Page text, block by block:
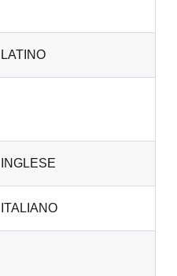
LATINO
INGLESE
ITALIANO